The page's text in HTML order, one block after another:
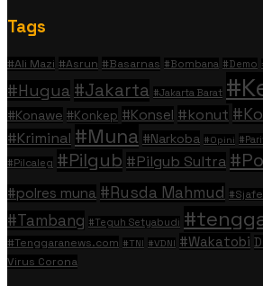
Tags
#Ali Mazi #Asrun #Basarnas #Bombana #Demo
#Hugua #Jakarta #Jakarta Barat
#Konawe #Konkep #Konsel #konut
#Kriminal #Muna #Narkoba #Opini
#Pilcaleg #Pilgub #Pilgub Sultra
#polres muna #Rusda Mahmud
#Tambang #Teguh Setyabudi
#Tenggaranews.com #TNI #VDNI #Wakatobi
Virus Corona